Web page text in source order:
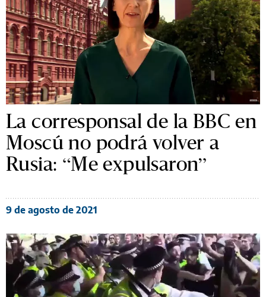
La corresponsal de la BBC en
Moscú no podrá volver a
Rusia: “Me expulsaron”
9 de agosto de 2021